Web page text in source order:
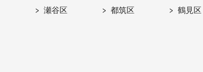
瀬谷区 都筑区 鶴見区